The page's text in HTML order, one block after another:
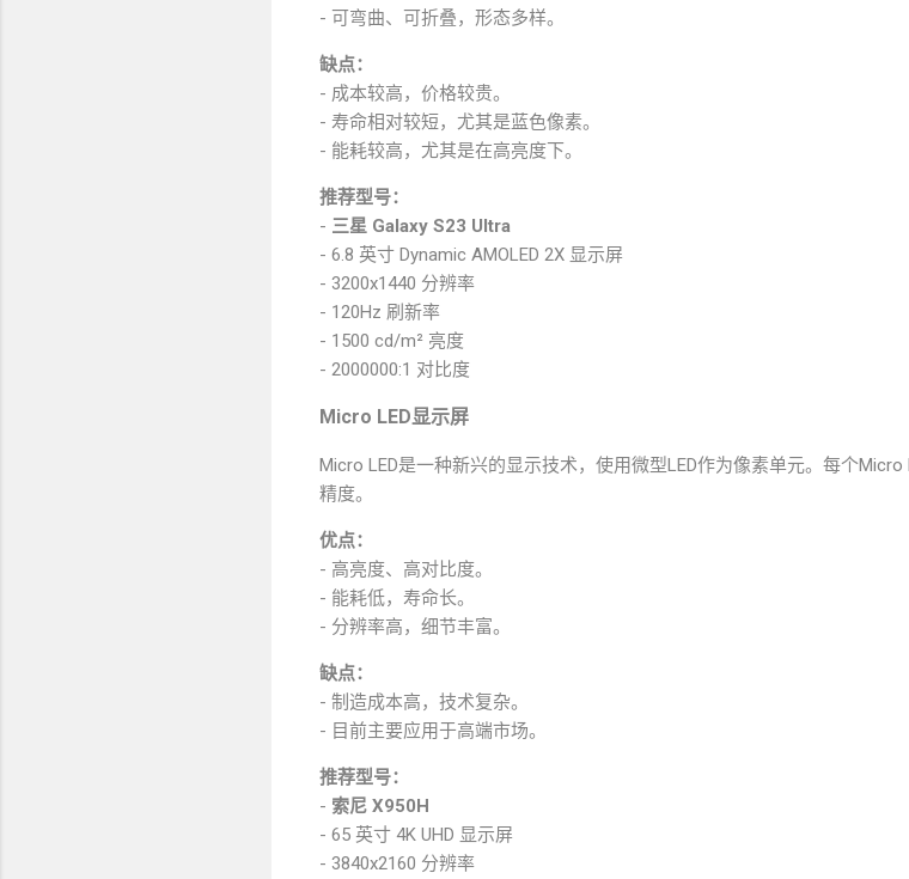
- 可弯曲、可折叠，形态多样。
缺点：
- 成本较高，价格较贵。
- 寿命相对较短，尤其是蓝色像素。
- 能耗较高，尤其是在高亮度下。
推荐型号：
- 三星 Galaxy S23 Ultra
- 6.8 英寸 Dynamic AMOLED 2X 显示屏
- 3200x1440 分辨率
- 120Hz 刷新率
- 1500 cd/m² 亮度
- 2000000:1 对比度
Micro LED显示屏
Micro LED是一种新兴的显示技术，使用微型LED作为像素单元。每个
精度。
优点：
- 高亮度、高对比度。
- 能耗低，寿命长。
- 分辨率高，细节丰富。
缺点：
- 制造成本高，技术复杂。
- 目前主要应用于高端市场。
推荐型号：
- 索尼 X950H
- 65 英寸 4K UHD 显示屏
- 3840x2160 分辨率